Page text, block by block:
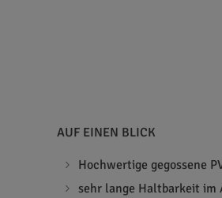
AUF EINEN BLICK
Hochwertige gegossene
sehr lange Haltbarkeit im